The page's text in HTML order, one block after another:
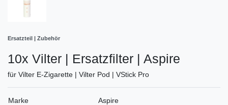
Ersatzteil | Zubehör
10x Vilter | Ersatzfilter | Aspire
für Vilter E-Zigarette | Vilter Pod | VStick Pro
Marke
Aspire